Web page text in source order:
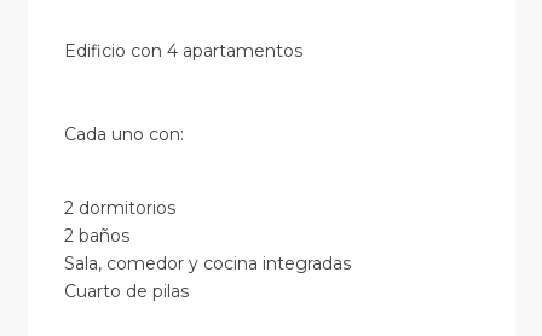
Edificio con 4 apartamentos
Cada uno con:
2 dormitorios
2 baños
Sala, comedor y cocina integradas
Cuarto de pilas